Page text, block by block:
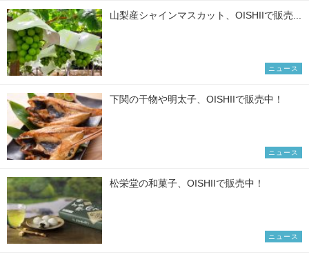
山梨産シャインマスカット、OISHIIで販売...
ニュース
下関の干物や明太子、OISHIIで販売中！
ニュース
松栄堂の和菓子、OISHIIで販売中！
ニュース